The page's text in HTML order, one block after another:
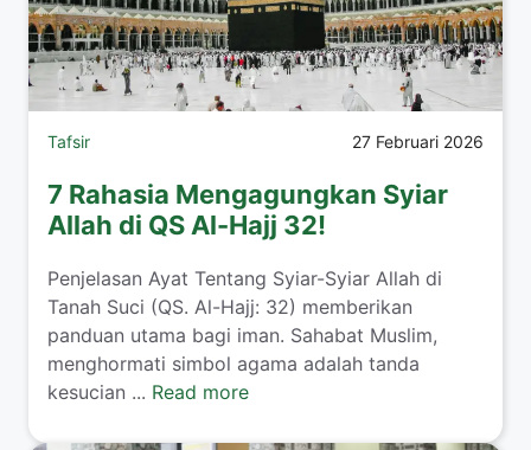
Tafsir 27 Februari 2026
7 Rahasia Mengagungkan Syiar
Allah di QS Al-Hajj 32!
Penjelasan Ayat Tentang Syiar-Syiar Allah di
Tanah Suci (QS. Al-Hajj: 32) memberikan
panduan utama bagi iman. Sahabat Muslim,
menghormati simbol agama adalah tanda
kesucian ... Read more